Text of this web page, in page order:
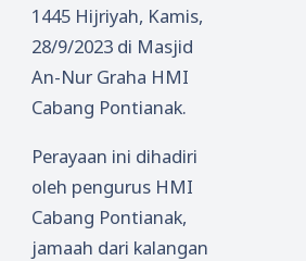
1445 Hijriyah, Kamis,
28/9/2023 di Masjid
An-Nur Graha HMI
Cabang Pontianak.
Perayaan ini dihadiri
oleh pengurus HMI
Cabang Pontianak,
jamaah dari kalangan